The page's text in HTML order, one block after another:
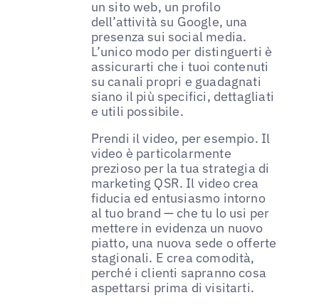
un sito web, un profilo
dell’attività su Google, una
presenza sui social media.
L’unico modo per distinguerti è
assicurarti che i tuoi contenuti
su canali propri e guadagnati
siano il più specifici, dettagliati
e utili possibile.
Prendi il video, per esempio. Il
video è particolarmente
prezioso per la tua strategia di
marketing QSR. Il video crea
fiducia ed entusiasmo intorno
al tuo brand — che tu lo usi per
mettere in evidenza un nuovo
piatto, una nuova sede o offerte
stagionali. E crea comodità,
perché i clienti sapranno cosa
aspettarsi prima di visitarti.